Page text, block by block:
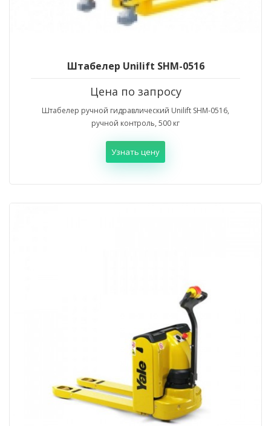
Штабелер Unilift SHM-0516
Цена по запросу
Штабелер ручной гидравлический Unilift SHM-0516,
ручной контроль, 500 кг
Узнать цену